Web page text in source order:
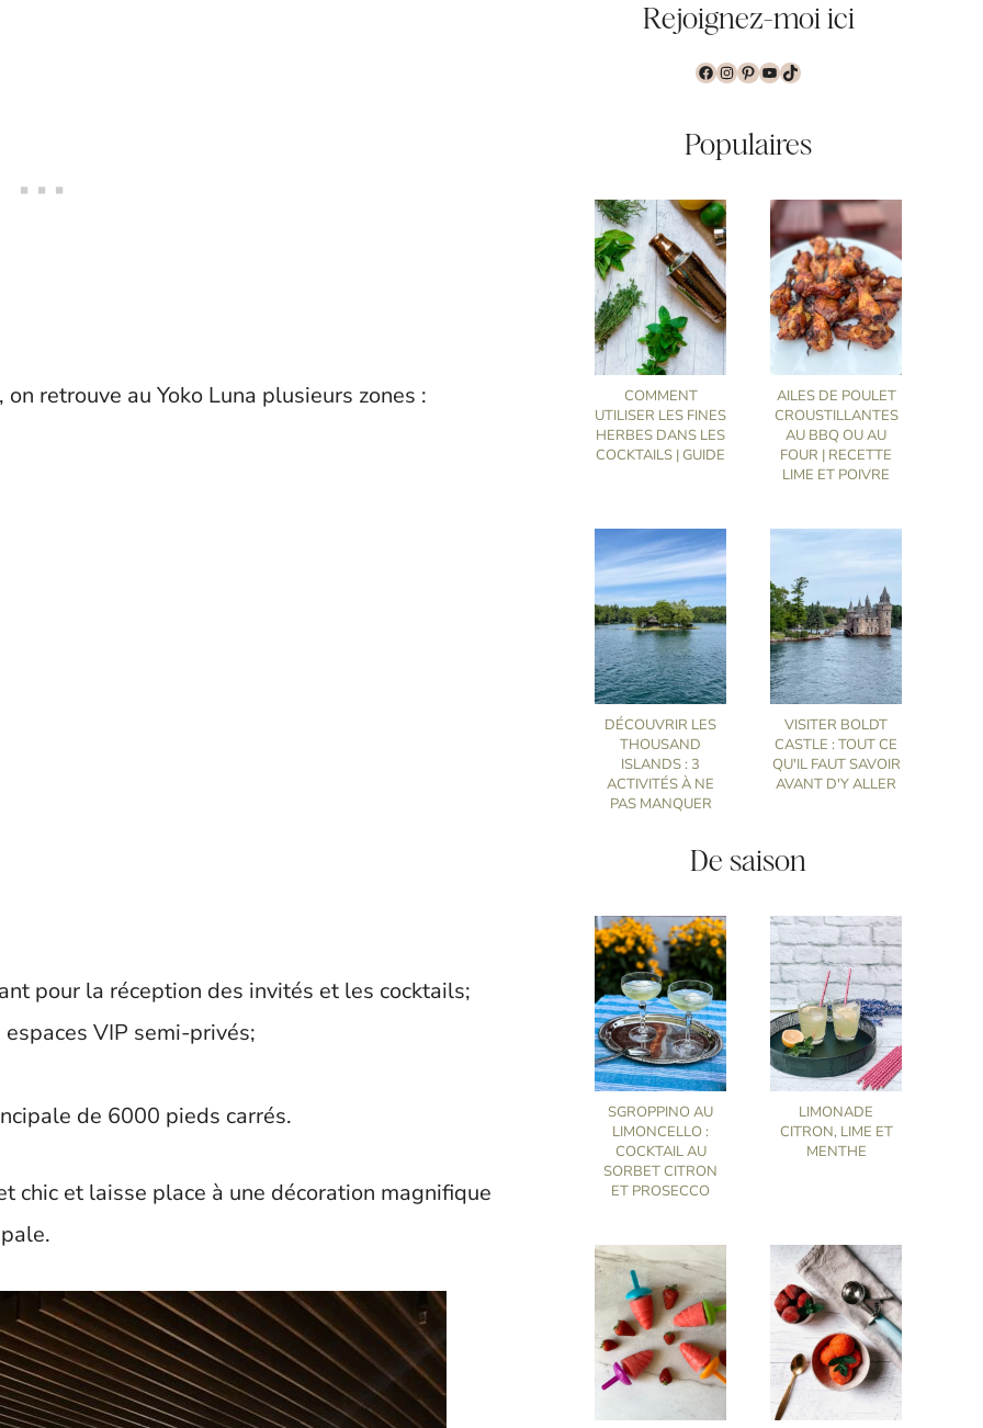
retrouve au Yoko Luna plusieurs zones :
pour la réception des invités et les cocktails;
VIP semi-privés;
de 6000 pieds carrés.
chic et laisse place à une décoration magnifique
Rejoignez-moi ici
Facebook InstagramPinterest YouTubeTikTok
Populaires
COMMENT
UTILISER LES FINES
HERBES DANS LES
COCKTAILS | GUIDE
AILES DE POULET
CROUSTILLANTES
AU BBQ OU AU
FOUR | RECETTE
LIME ET POIVRE
DÉCOUVRIR LES
THOUSAND
ISLANDS : 3
ACTIVITÉS À NE
PAS MANQUER
VISITER BOLDT
CASTLE : TOUT CE
QU'IL FAUT SAVOIR
AVANT D'Y ALLER
De saison
SGROPPINO AU
LIMONCELLO :
COCKTAIL AU
SORBET CITRON
ET PROSECCO
LIMONADE
CITRON, LIME ET
MENTHE